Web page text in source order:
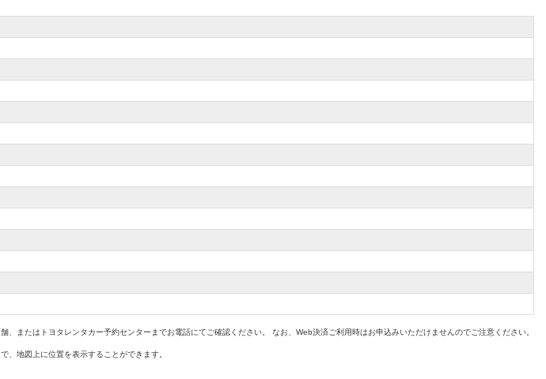
たはトヨタレンタカー予約センターまでお電話にてご確認ください。 なお、Web決済ご利用時はお申込みいただけませんのでご注意ください。
地図上に位置を表示することができます。